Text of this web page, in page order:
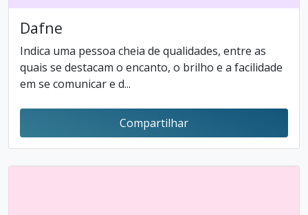
Dafne
Indica uma pessoa cheia de qualidades, entre as
quais se destacam o encanto, o brilho e a facilidade
em se comunicar e d...
Compartilhar